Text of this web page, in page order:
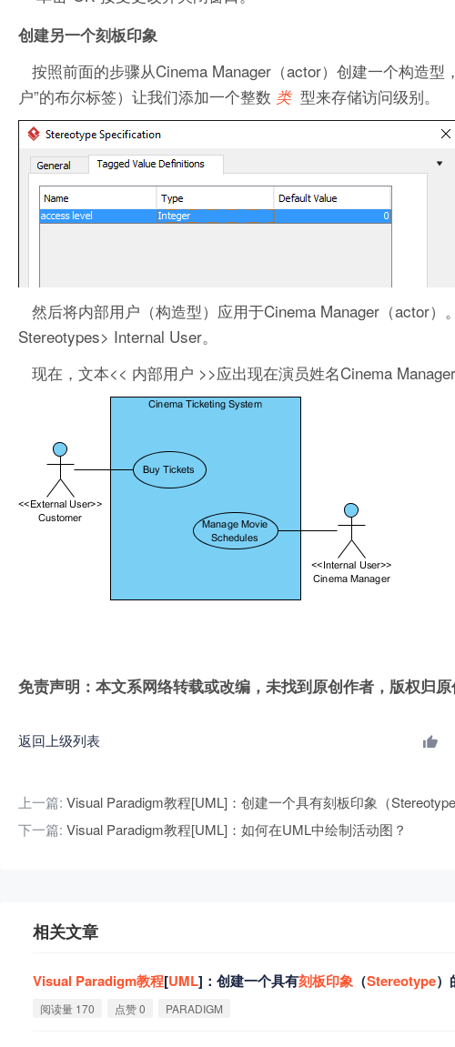
创建另一个刻板印象
按照前面的步骤从Cinema Manager（actor）创建一个构造
户”的布尔标签）让我们添加一个整数 类 型来存储访问级别。
然后将内部用户（构造型）应用于Cinema Manager（actor
Stereotypes> Internal User。
现在，文本<< 内部用户 >>应出现在演员姓名Cinema Manager
免责声明：本文系网络转载或改编，未找到原创作者，版权归
返回上级列表
上一篇: Visual Paradigm教程[UML]：创建一个具有刻板印象（
下一篇: Visual Paradigm教程[UML]：如何在UML中绘制活动图？
相关文章
Visual Paradigm教程[UML]：创建一个具有刻板印象 （Stereotype）
阅读量 170 点赞 0 PARADIGM